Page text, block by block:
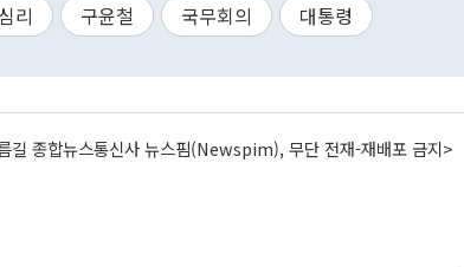
리 구윤철 국무회의 대통령
길 종합뉴스통신사 뉴스핌(Newspim), 무단 전재-재배포 금지>